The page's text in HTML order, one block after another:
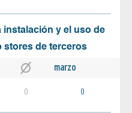
instalación y el uso de
stores de terceros
marzo
0 0